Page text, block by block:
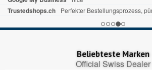
Trustedshops.ch Perfekter Bestellungsprozess,
Beliebteste Marken
Official Swiss Dealer